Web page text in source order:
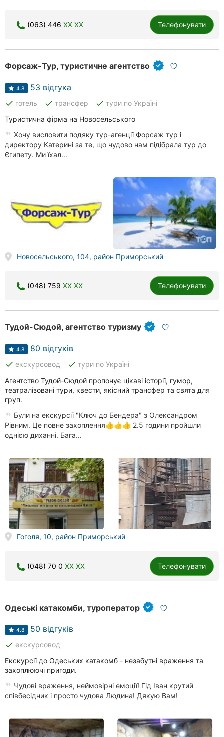
(063) 446 XX XX Телефонувати
Форсаж-Тур, туристичне агентство
4.8 53 відгука
done готель done трансфер done тури по Україні
Туристична фірма на Новосельського
Хочу висловити подяку тур-агенції Форсаж тур і
директору Катерині за те, що чудово нам підібрала тур до
Єгипету. Ми їхал...
Новосельського, 104, район Приморський
(048) 759 XX XX Телефонувати
Тудой-Сюдой, агентство туризму
4.8 80 відгуків
done екскурсовод done тури по Україні
Агентство Тудой-Сюдой пропонує цікаві історії, гумор,
театралізовані тури, квести, якісний трансфер та свята для
груп.
Були на екскурсії "Ключ до Бендера" з Олександром
Рівним. Це повне захоплення👍👍👍 2.5 години пройшли
однією диханні. Бага...
Гоголя, 10, район Приморський
(048) 70 0 XX XX Телефонувати
Одеські катакомби, туроператор
4.8 50 відгуків
done екскурсовод
Екскурсії до Одеських катакомб - незабутні враження та
захоплюючі пригоди.
Чудові враження, неймовірні емоції! Гід Іван крутий
співбесідник і просто чудова Людина! Дякую Вам!